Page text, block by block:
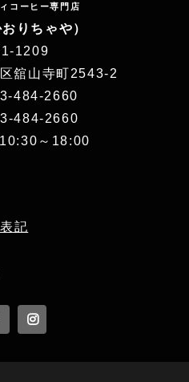
コーヒー専門店
りちゃや）
1209
舘山寺町2543-2
484-2660
484-2660
～18:00
記